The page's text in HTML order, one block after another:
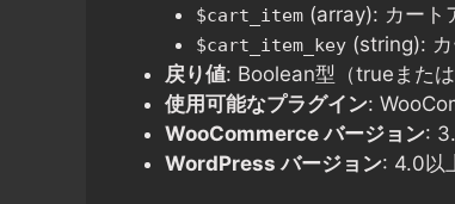
$cart_item(array): カート
$cart_item_key(string): カ
戻り値: Boolean型（trueまた
使用可能なプラグイン:
WooCommerce バージョン:
WordPress バージョン: 4.0以